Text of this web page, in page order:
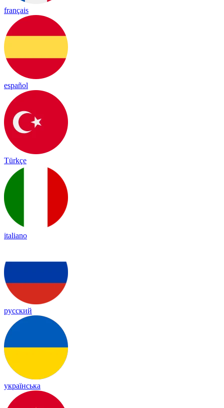
français
español
Türkçe
italiano
русский
українська